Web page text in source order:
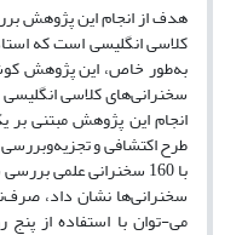
هدف از انجام این پژوهش
کلاسی انگلیسی است که
به‌طور خاص، این پژوهش
سخنرانی‌های کلاسی
انجام این پژوهش مبتنی
طرح اکتشافی و
با 160 سخنرانی علمی
سخنرانی‌‌ها نشان داد،